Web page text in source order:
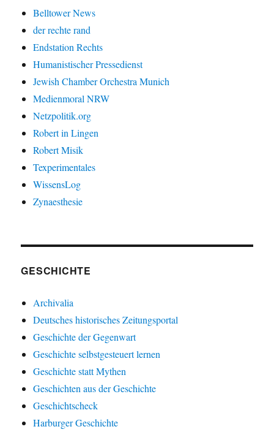
Belltower News
der rechte rand
Endstation Rechts
Humanistischer Pressedienst
Jewish Chamber Orchestra Munich
Medienmoral NRW
Netzpolitik.org
Robert in Lingen
Robert Misik
Texperimentales
WissensLog
Zynaesthesie
GESCHICHTE
Archivalia
Deutsches historisches Zeitungsportal
Geschichte der Gegenwart
Geschichte selbstgesteuert lernen
Geschichte statt Mythen
Geschichten aus der Geschichte
Geschichtscheck
Harburger Geschichte